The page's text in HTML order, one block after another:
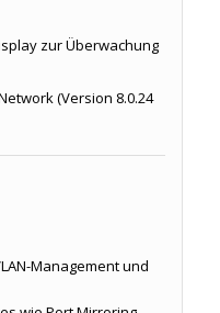
zur Überwachung
(Version 8.0.24
Management und